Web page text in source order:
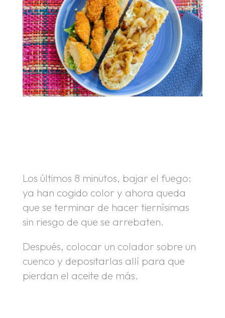
Los últimos 8 minutos, bajar el fuego:
ya han cogido color y ahora queda
que se terminar de hacer tiernísimas
sin riesgo de que se arrebaten.
Después, colocar un colador sobre un
cuenco y depositarlas allí para que
pierdan el aceite de más.